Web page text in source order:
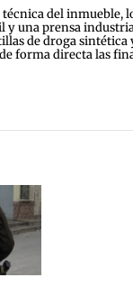
del inmueble,
una prensa
de droga
forma directa las